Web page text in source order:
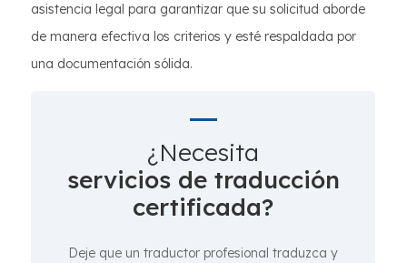
asistencia legal para garantizar que su solicitud aborde
de manera efectiva los criterios y esté respaldada por
una documentación sólida.
¿Necesita
servicios de traducción
certificada?
Deje que un traductor profesional traduzca y